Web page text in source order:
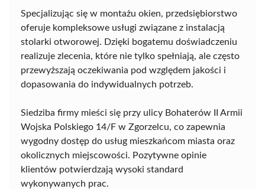
Specjalizując się w montażu okien, przedsiębiorstwo
oferuje kompleksowe usługi związane z instalacją
stolarki otworowej. Dzięki bogatemu doświadczeniu
realizuje zlecenia, które nie tylko spełniają, ale często
przewyższają oczekiwania pod względem jakości i
dopasowania do indywidualnych potrzeb.
Siedziba firmy mieści się przy ulicy Bohaterów II Armii
Wojska Polskiego 14/F w Zgorzelcu, co zapewnia
wygodny dostęp do usług mieszkańcom miasta oraz
okolicznych miejscowości. Pozytywne opinie
klientów potwierdzają wysoki standard
wykonywanych prac.